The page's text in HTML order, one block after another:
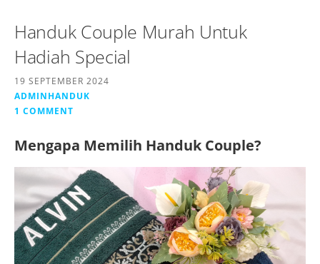
Handuk Couple Murah Untuk
Hadiah Special
19 SEPTEMBER 2024
ADMINHANDUK
1 COMMENT
Mengapa Memilih Handuk Couple?